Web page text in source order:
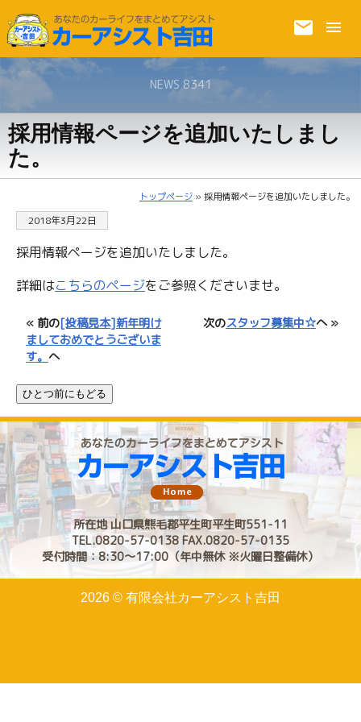
NEWS 8341
採用情報ページを追加いたしまし
た。
トップページ » 採用情報ページを追加いたしました。
2018年3月22日
採用情報ページを追加いたしました。
詳細はこちらのページをご参照くださいませ。
« 前の[投稿見本]新年明け
ましておめでとうございま
す。 へ
次のスタッフ募集中☆へ »
所在地 山口県熊毛郡平生町平生町551-11
TEL.0820-57-0138 FAX.0820-57-0135
受付時間：8:30〜17:00（年中無休 ※火曜日整備休）
2026 © 有限会社カーアシスト吉田